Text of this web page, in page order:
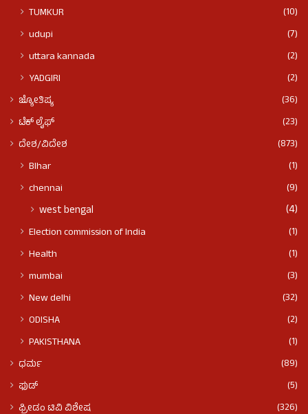
TUMKUR
(10)
udupi
(7)
uttara kannada
(2)
YADGIRI
(2)
ಜ್ಯೋತಿಷ್ಯ
(36)
ಟೆಕ್ ಲೈಫ್
(23)
ದೇಶ/ವಿದೇಶ
(873)
BIhar
(1)
chennai
(9)
west bengal (4)
Election commission of India
(1)
Health
(1)
mumbai
(3)
New delhi
(32)
ODISHA
(2)
PAKISTHANA
(1)
ಧರ್ಮ
(89)
ಫುಡ್​​
(5)
ಫ್ರೀಡಂ ಟಿವಿ ವಿಶೇಷ
(326)